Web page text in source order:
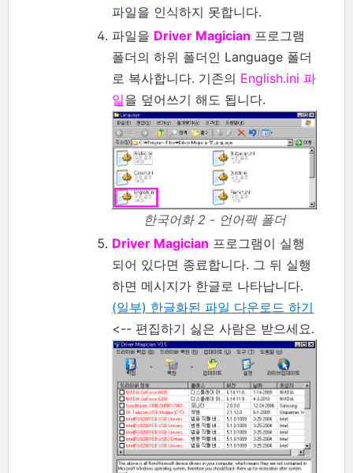
파일을 인식하지 못합니다.
파일을 Driver Magician 프로그램
폴더의 하위 폴더인 Language 폴더
로 복사합니다. 기존의 English.ini 파
일을 덮어쓰기 해도 됩니다.
한국어화 2 - 언어팩 폴더
Driver Magician 프로그램이 실행
되어 있다면 종료합니다. 그 뒤 실행
하면 메시지가 한글로 나타납니다.
(일부) 한글화된 파일 다운로드 하기
<-- 편집하기 싫은 사람은 받으세요.